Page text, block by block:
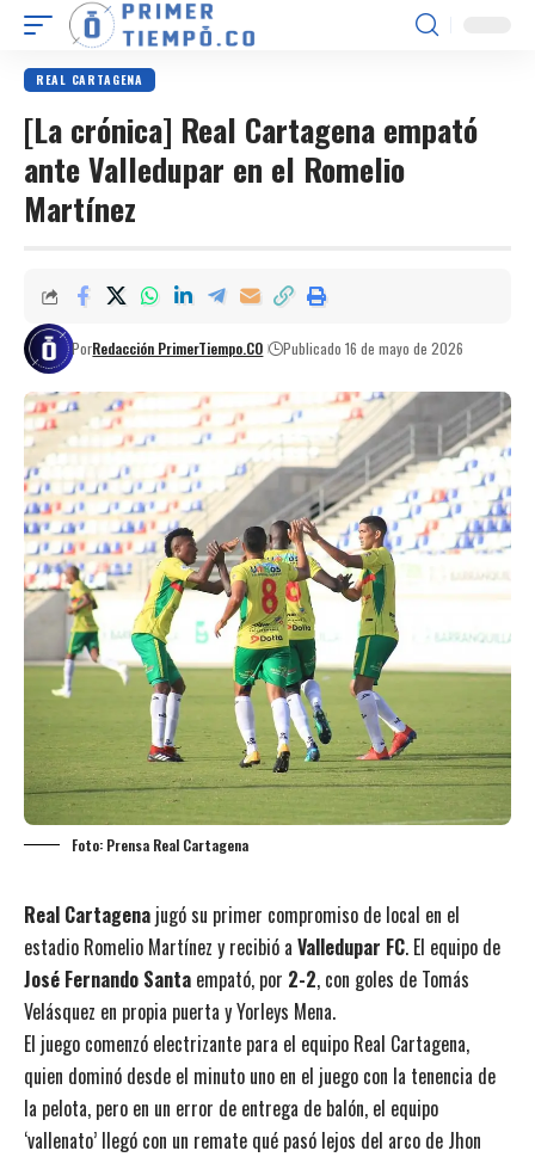
REAL CARTAGENA
[La crónica] Real Cartagena empató
ante Valledupar en el Romelio
Martínez
PorRedacción PrimerTiempo.CO Publicado 16 de mayo de 2026
Foto: Prensa Real Cartagena
Real Cartagena jugó su primer compromiso de local en el
estadio Romelio Martínez y recibió a Valledupar FC. El equipo de
José Fernando Santa empató, por 2-2, con goles de Tomás
Velásquez en propia puerta y Yorleys Mena.
El juego comenzó electrizante para el equipo Real Cartagena,
quien dominó desde el minuto uno en el juego con la tenencia de
la pelota, pero en un error de entrega de balón, el equipo
‘vallenato’ llegó con un remate qué pasó lejos del arco de Jhon